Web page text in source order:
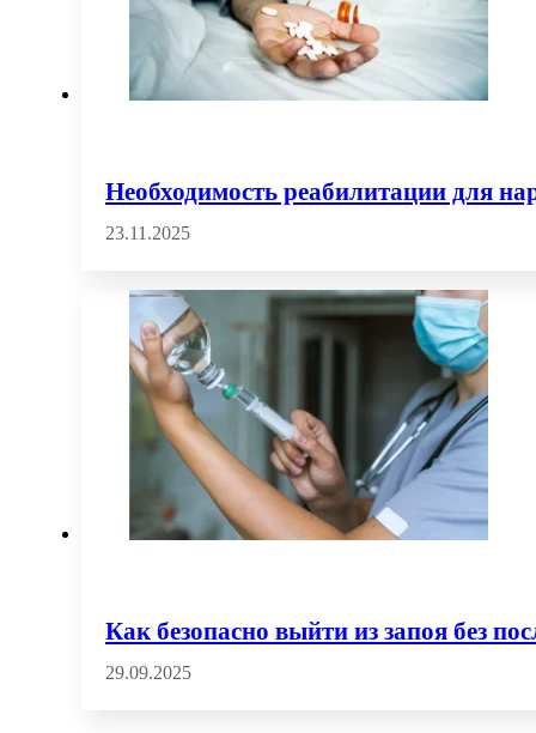
Необходимость реабилитации для
23.11.2025
Как безопасно выйти из запоя без
29.09.2025